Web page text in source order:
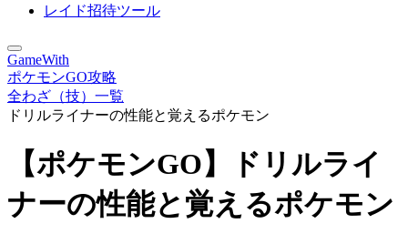
レイド招待ツール
GameWith
ポケモンGO攻略
全わざ（技）一覧
ドリルライナーの性能と覚えるポケモン
【ポケモンGO】ドリルライ
ナーの性能と覚えるポケモン